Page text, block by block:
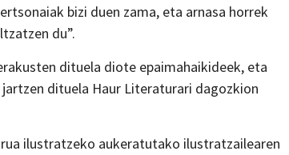
bizi duen zama, eta arnasa horrek
du”.
dituela diote epaimahaikideek, eta
dituela Haur Literaturari dagozkion
ilustratzeko aukeratutako ilustratzailearen